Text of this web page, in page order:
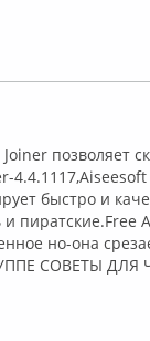
позволяет
быстро и
пиратские.Free
но-она
СОВЕТЫ ДЛЯ